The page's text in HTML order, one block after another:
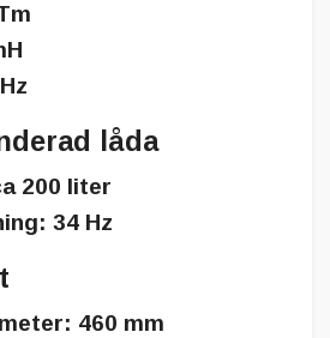
låda
200 liter
34 Hz
460 mm